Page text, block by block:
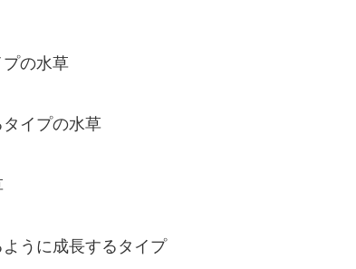
の水草
イプの水草
うに成長するタイプ